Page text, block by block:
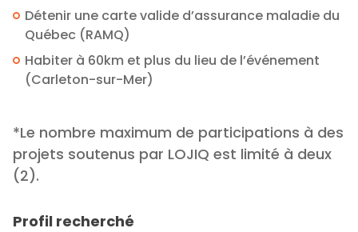
Détenir une carte valide d’assurance maladie du
Québec (RAMQ)
Habiter à 60km et plus du lieu de l’événement
(Carleton-sur-Mer)
*Le nombre maximum de participations à des
projets soutenus par LOJIQ est limité à deux
(2).
Profil recherché